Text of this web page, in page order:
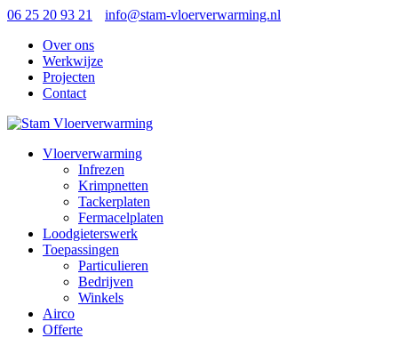
06 25 20 93 21
info@stam-vloerverwarming.nl
Over ons
Werkwijze
Projecten
Contact
Vloerverwarming
Infrezen
Krimpnetten
Tackerplaten
Fermacelplaten
Loodgieterswerk
Toepassingen
Particulieren
Bedrijven
Winkels
Airco
Offerte